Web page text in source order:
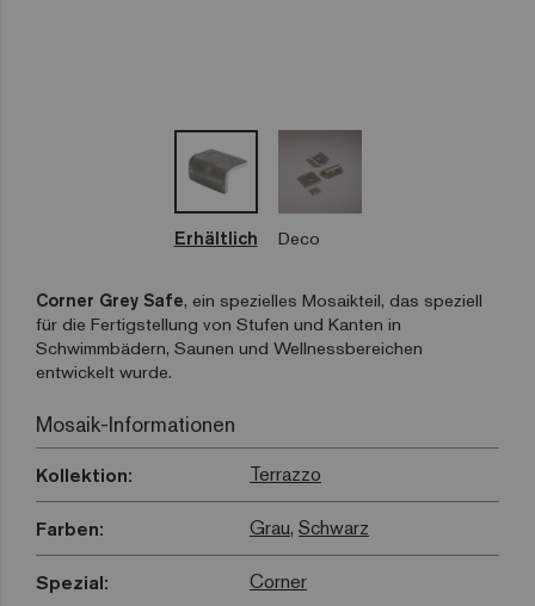
Erhältlich Deco
Corner Grey Safe, ein spezielles Mosaikteil, das speziell
für die Fertigstellung von Stufen und Kanten in
Schwimmbädern, Saunen und Wellnessbereichen
entwickelt wurde.
Mosaik-Informationen
Kollektion: Terrazzo
Farben: Grau, Schwarz
Spezial: Corner